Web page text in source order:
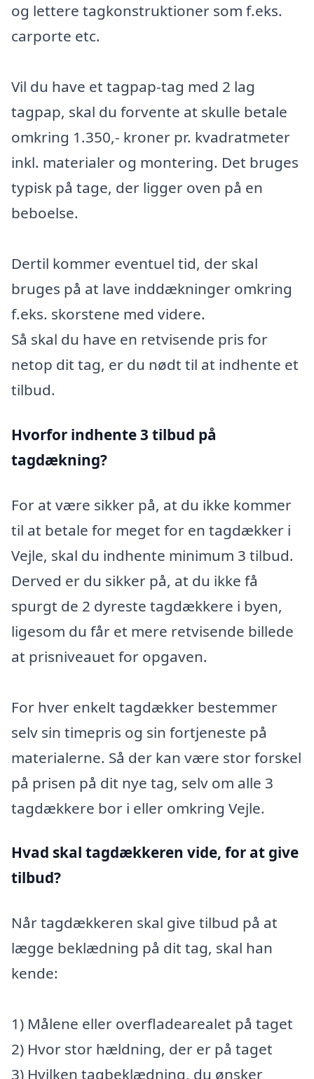
og lettere tagkonstruktioner som f.eks.
carporte etc.
Vil du have et tagpap-tag med 2 lag
tagpap, skal du forvente at skulle betale
omkring 1.350,- kroner pr. kvadratmeter
inkl. materialer og montering. Det bruges
typisk på tage, der ligger oven på en
beboelse.
Dertil kommer eventuel tid, der skal
bruges på at lave inddækninger omkring
f.eks. skorstene med videre.
Så skal du have en retvisende pris for
netop dit tag, er du nødt til at indhente et
tilbud.
Hvorfor indhente 3 tilbud på
tagdækning?
For at være sikker på, at du ikke kommer
til at betale for meget for en tagdækker i
Vejle, skal du indhente minimum 3 tilbud.
Derved er du sikker på, at du ikke få
spurgt de 2 dyreste tagdækkere i byen,
ligesom du får et mere retvisende billede
at prisniveauet for opgaven.
For hver enkelt tagdækker bestemmer
selv sin timepris og sin fortjeneste på
materialerne. Så der kan være stor forskel
på prisen på dit nye tag, selv om alle 3
tagdækkere bor i eller omkring Vejle.
Hvad skal tagdækkeren vide, for at give
tilbud?
Når tagdækkeren skal give tilbud på at
lægge beklædning på dit tag, skal han
kende:
1) Målene eller overfladearealet på taget
2) Hvor stor hældning, der er på taget
3) Hvilken tagbeklædning, du ønsker